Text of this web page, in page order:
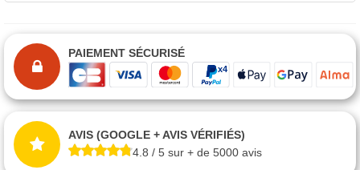
PAIEMENT SÉCURISÉ
AVIS (GOOGLE + AVIS VÉRIFIÉS)
4.8 / 5 sur + de 5000 avis